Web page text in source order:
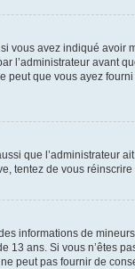
vous avez indiqué avoir
l’administrateur avant
peut que vous ayez
que l’administrateur
tentez de vous réinscrire
informations de
ans. Si vous n’êtes
peut pas fournir de